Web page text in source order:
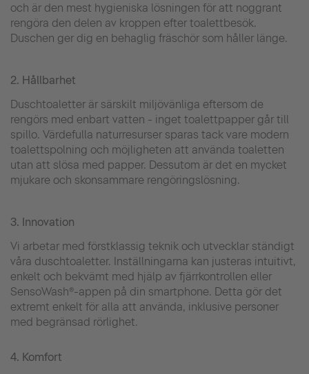
och är den mest hygieniska lösningen för att noggrant
rengöra den delen av kroppen efter toalettbesök.
Duschen ger dig en behaglig fräschör som håller länge.
2. Hållbarhet
Duschtoaletter är särskilt miljövänliga eftersom de
rengörs med enbart vatten - inget toalettpapper går till
spillo. Värdefulla naturresurser sparas tack vare modern
toalettspolning och möjligheten att använda toaletten
utan att slösa med papper. Dessutom är det en mycket
mjukare och skonsammare rengöringslösning.
3. Innovation
Vi arbetar med förstklassig teknik och utvecklar ständigt
våra duschtoaletter. Inställningarna kan justeras intuitivt,
enkelt och bekvämt med hjälp av fjärrkontrollen eller
SensoWash®-appen på din smartphone. Detta gör det
extremt enkelt för alla att använda, inklusive personer
med begränsad rörlighet.
4. Komfort